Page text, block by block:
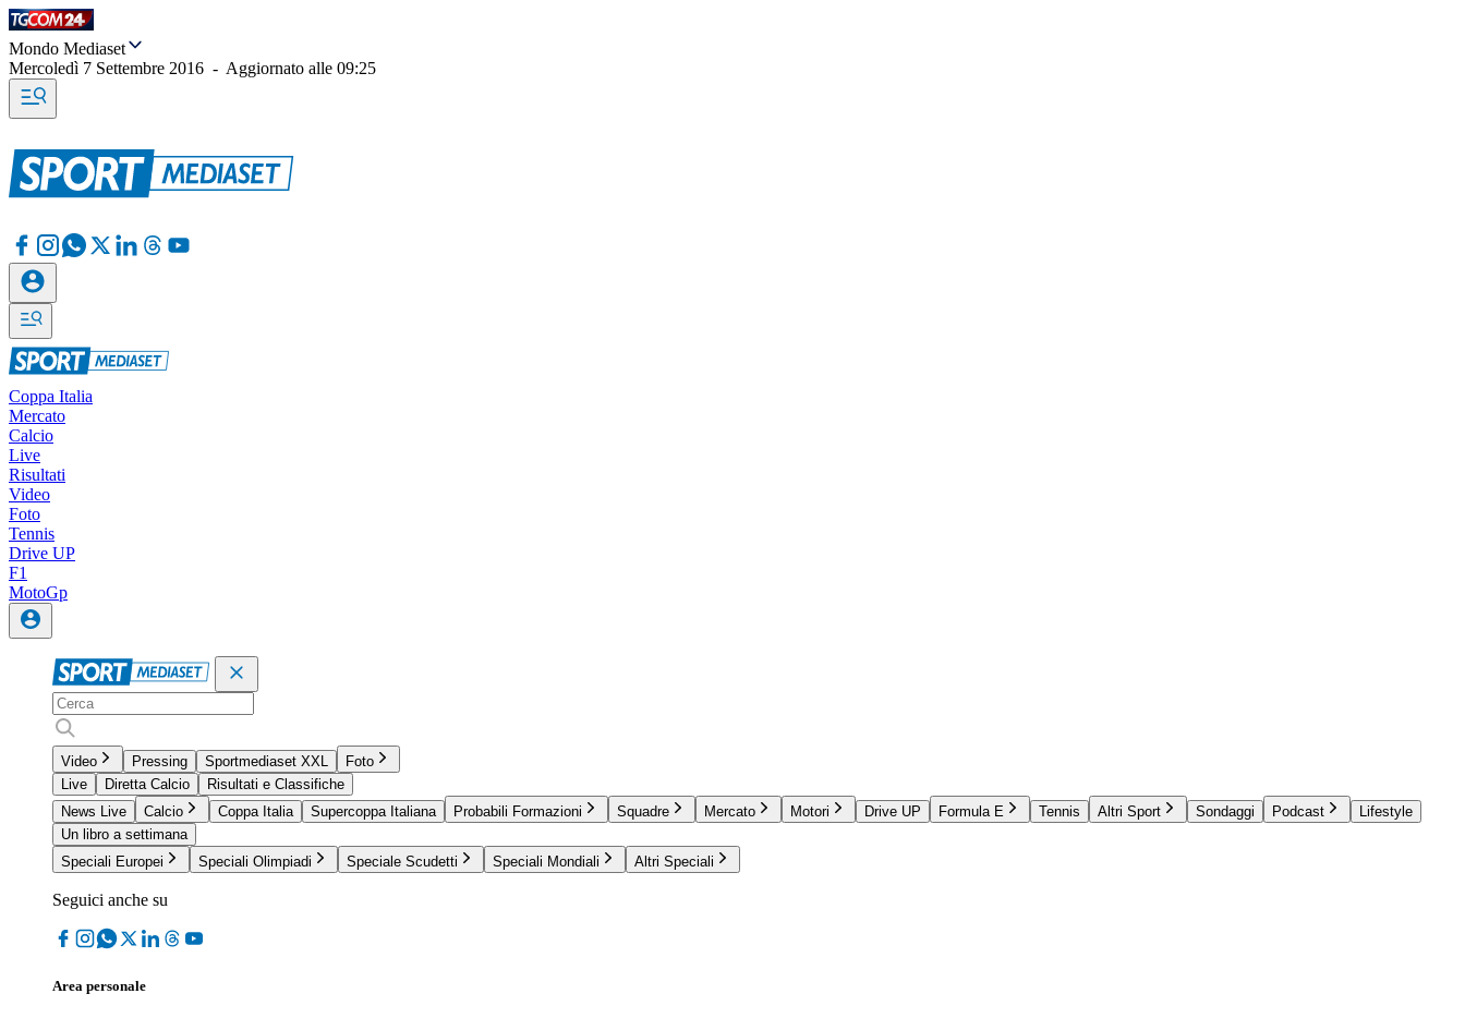
Mondo Mediaset
Mercoledì 7 Settembre 2016 - Aggiornato alle 09:25
Coppa Italia
Mercato
Calcio
Live
Risultati
Video
Foto
Tennis
Drive UP
F1
MotoGp
Video Pressing Sportmediaset XXL
Foto
Live
Diretta Calcio
Risultati e Classifiche
News Live
Calcio Coppa Italia Supercoppa Italiana Probabili Formazioni Squadre Mercato Motori Drive UP Formula E Tennis Altri Sport Sondaggi Podcast
Lifestyle
Un libro a settimana
Speciali Europei
Speciali Olimpiadi Speciale Scudetti Speciali Mondiali Altri Speciali
Seguici anche su
Area personale